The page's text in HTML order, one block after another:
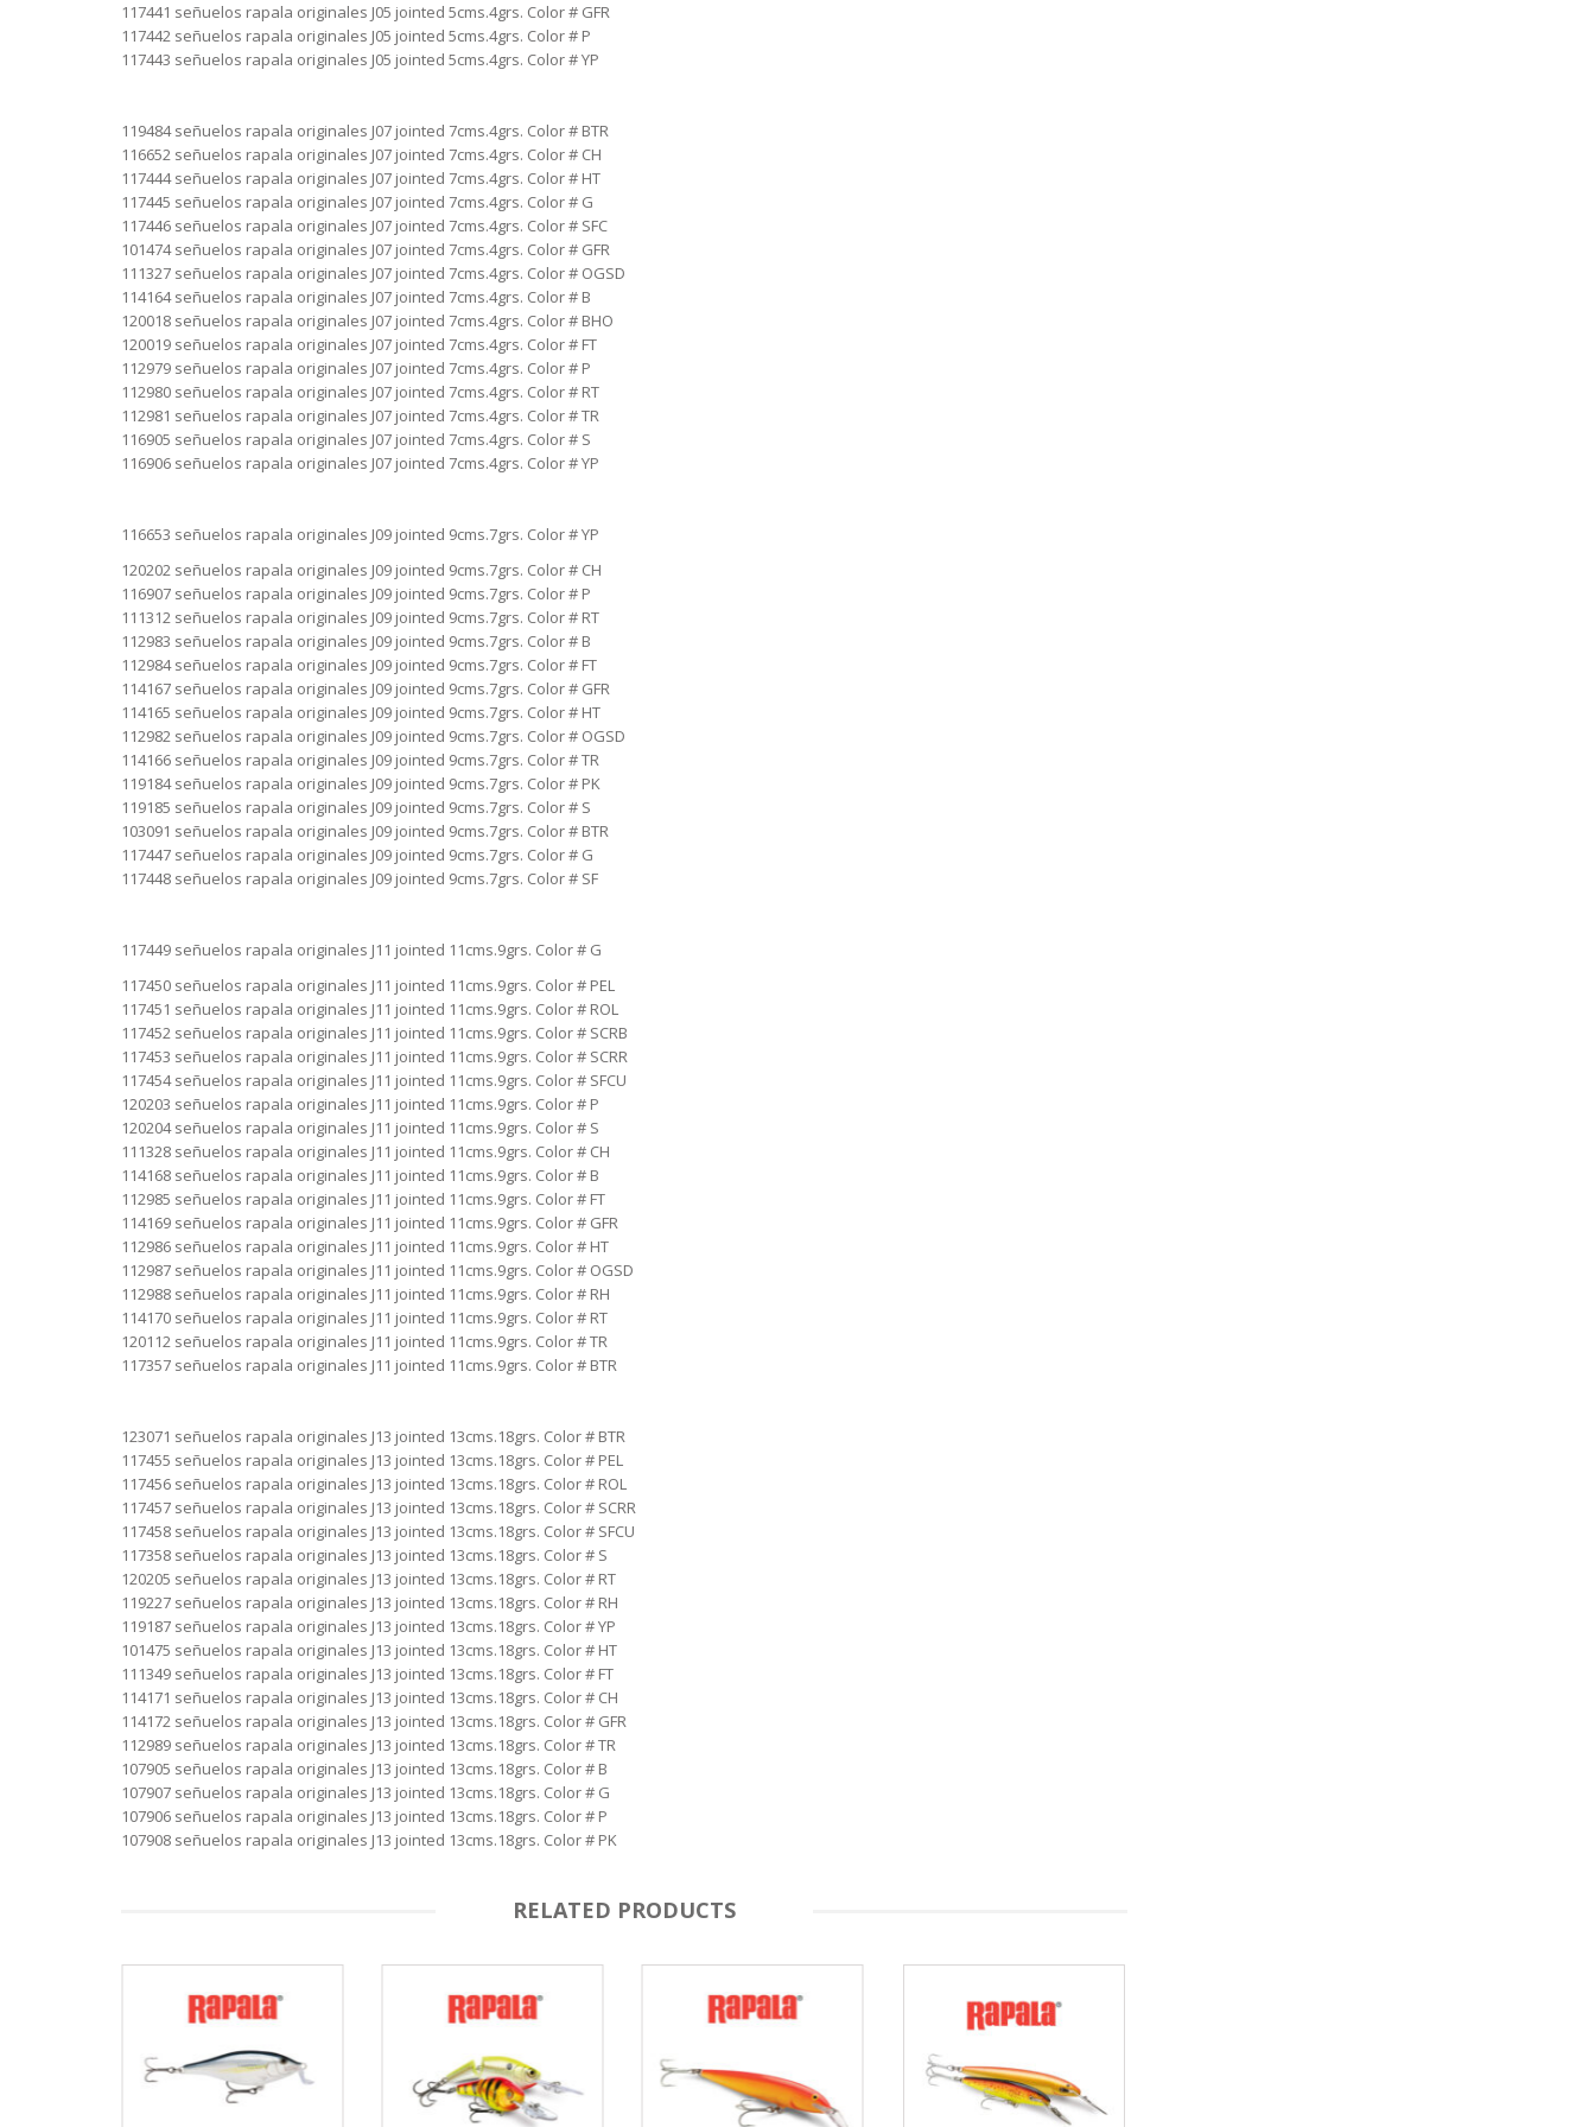
117441 señuelos rapala originales J05 jointed 5cms.4grs. Color # GFR
117442 señuelos rapala originales J05 jointed 5cms.4grs. Color # P
117443 señuelos rapala originales J05 jointed 5cms.4grs. Color # YP
119484 señuelos rapala originales J07 jointed 7cms.4grs. Color # BTR
116652 señuelos rapala originales J07 jointed 7cms.4grs. Color # CH
117444 señuelos rapala originales J07 jointed 7cms.4grs. Color # HT
117445 señuelos rapala originales J07 jointed 7cms.4grs. Color # G
117446 señuelos rapala originales J07 jointed 7cms.4grs. Color # SFC
101474 señuelos rapala originales J07 jointed 7cms.4grs. Color # GFR
111327 señuelos rapala originales J07 jointed 7cms.4grs. Color # OGSD
114164 señuelos rapala originales J07 jointed 7cms.4grs. Color # B
120018 señuelos rapala originales J07 jointed 7cms.4grs. Color # BHO
120019 señuelos rapala originales J07 jointed 7cms.4grs. Color # FT
112979 señuelos rapala originales J07 jointed 7cms.4grs. Color # P
112980 señuelos rapala originales J07 jointed 7cms.4grs. Color # RT
112981 señuelos rapala originales J07 jointed 7cms.4grs. Color # TR
116905 señuelos rapala originales J07 jointed 7cms.4grs. Color # S
116906 señuelos rapala originales J07 jointed 7cms.4grs. Color # YP
116653 señuelos rapala originales J09 jointed 9cms.7grs. Color # YP
120202 señuelos rapala originales J09 jointed 9cms.7grs. Color # CH
116907 señuelos rapala originales J09 jointed 9cms.7grs. Color # P
111312 señuelos rapala originales J09 jointed 9cms.7grs. Color # RT
112983 señuelos rapala originales J09 jointed 9cms.7grs. Color # B
112984 señuelos rapala originales J09 jointed 9cms.7grs. Color # FT
114167 señuelos rapala originales J09 jointed 9cms.7grs. Color # GFR
114165 señuelos rapala originales J09 jointed 9cms.7grs. Color # HT
112982 señuelos rapala originales J09 jointed 9cms.7grs. Color # OGSD
114166 señuelos rapala originales J09 jointed 9cms.7grs. Color # TR
119184 señuelos rapala originales J09 jointed 9cms.7grs. Color # PK
119185 señuelos rapala originales J09 jointed 9cms.7grs. Color # S
103091 señuelos rapala originales J09 jointed 9cms.7grs. Color # BTR
117447 señuelos rapala originales J09 jointed 9cms.7grs. Color # G
117448 señuelos rapala originales J09 jointed 9cms.7grs. Color # SF
117449 señuelos rapala originales J11 jointed 11cms.9grs. Color # G
117450 señuelos rapala originales J11 jointed 11cms.9grs. Color # PEL
117451 señuelos rapala originales J11 jointed 11cms.9grs. Color # ROL
117452 señuelos rapala originales J11 jointed 11cms.9grs. Color # SCRB
117453 señuelos rapala originales J11 jointed 11cms.9grs. Color # SCRR
117454 señuelos rapala originales J11 jointed 11cms.9grs. Color # SFCU
120203 señuelos rapala originales J11 jointed 11cms.9grs. Color # P
120204 señuelos rapala originales J11 jointed 11cms.9grs. Color # S
111328 señuelos rapala originales J11 jointed 11cms.9grs. Color # CH
114168 señuelos rapala originales J11 jointed 11cms.9grs. Color # B
112985 señuelos rapala originales J11 jointed 11cms.9grs. Color # FT
114169 señuelos rapala originales J11 jointed 11cms.9grs. Color # GFR
112986 señuelos rapala originales J11 jointed 11cms.9grs. Color # HT
112987 señuelos rapala originales J11 jointed 11cms.9grs. Color # OGSD
112988 señuelos rapala originales J11 jointed 11cms.9grs. Color # RH
114170 señuelos rapala originales J11 jointed 11cms.9grs. Color # RT
120112 señuelos rapala originales J11 jointed 11cms.9grs. Color # TR
117357 señuelos rapala originales J11 jointed 11cms.9grs. Color # BTR
123071 señuelos rapala originales J13 jointed 13cms.18grs. Color # BTR
117455 señuelos rapala originales J13 jointed 13cms.18grs. Color # PEL
117456 señuelos rapala originales J13 jointed 13cms.18grs. Color # ROL
117457 señuelos rapala originales J13 jointed 13cms.18grs. Color # SCRR
117458 señuelos rapala originales J13 jointed 13cms.18grs. Color # SFCU
117358 señuelos rapala originales J13 jointed 13cms.18grs. Color # S
120205 señuelos rapala originales J13 jointed 13cms.18grs. Color # RT
119227 señuelos rapala originales J13 jointed 13cms.18grs. Color # RH
119187 señuelos rapala originales J13 jointed 13cms.18grs. Color # YP
101475 señuelos rapala originales J13 jointed 13cms.18grs. Color # HT
111349 señuelos rapala originales J13 jointed 13cms.18grs. Color # FT
114171 señuelos rapala originales J13 jointed 13cms.18grs. Color # CH
114172 señuelos rapala originales J13 jointed 13cms.18grs. Color # GFR
112989 señuelos rapala originales J13 jointed 13cms.18grs. Color # TR
107905 señuelos rapala originales J13 jointed 13cms.18grs. Color # B
107907 señuelos rapala originales J13 jointed 13cms.18grs. Color # G
107906 señuelos rapala originales J13 jointed 13cms.18grs. Color # P
107908 señuelos rapala originales J13 jointed 13cms.18grs. Color # PK
RELATED PRODUCTS